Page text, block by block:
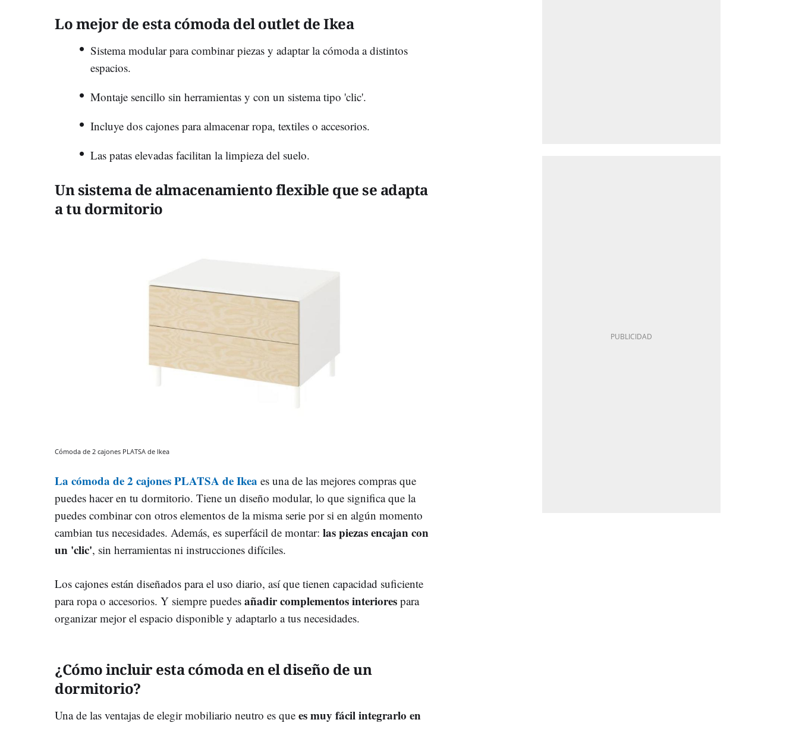
Lo mejor de esta cómoda del outlet de Ikea
Sistema modular para combinar piezas y adaptar la cómoda a distintos
espacios.
Montaje sencillo sin herramientas y con un sistema tipo 'clic'.
Incluye dos cajones para almacenar ropa, textiles o accesorios.
Las patas elevadas facilitan la limpieza del suelo.
Un sistema de almacenamiento flexible que se adapta
a tu dormitorio
Cómoda de 2 cajones PLATSA de Ikea
La cómoda de 2 cajones PLATSA de Ikea es una de las mejores compras que
puedes hacer en tu dormitorio. Tiene un diseño modular, lo que significa que la
puedes combinar con otros elementos de la misma serie por si en algún momento
cambian tus necesidades. Además, es superfácil de montar: las piezas encajan con
un 'clic', sin herramientas ni instrucciones difíciles.
Los cajones están diseñados para el uso diario, así que tienen capacidad suficiente
para ropa o accesorios. Y siempre puedes añadir complementos interiores para
organizar mejor el espacio disponible y adaptarlo a tus necesidades.
¿Cómo incluir esta cómoda en el diseño de un
dormitorio?
Una de las ventajas de elegir mobiliario neutro es que es muy fácil integrarlo en